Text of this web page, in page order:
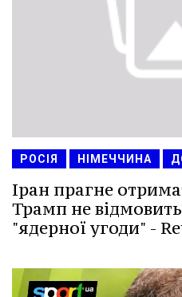
РОСІЯ НІМЕЧЧИНА
Іран прагне
Трамп не
"ядерної угоди" -